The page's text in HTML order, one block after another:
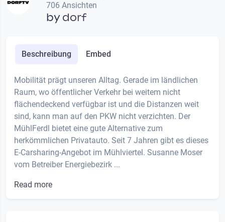
706 Ansichten
bydorf
Beschreibung Embed
Mobilität prägt unseren Alltag. Gerade im ländlichen
Raum, wo öffentlicher Verkehr bei weitem nicht
flächendeckend verfügbar ist und die Distanzen weit
sind, kann man auf den PKW nicht verzichten. Der
MühlFerdl bietet eine gute Alternative zum
herkömmlichen Privatauto. Seit 7 Jahren gibt es dieses
E-Carsharing-Angebot im Mühlviertel. Susanne Moser
vom Betreiber Energiebezirk ...
Read more